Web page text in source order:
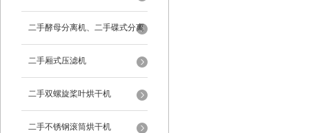
二手酵母分离机、二手碟式分离
机
二手厢式压滤机
二手双螺旋桨叶烘干机
二手不锈钢滚筒烘干机